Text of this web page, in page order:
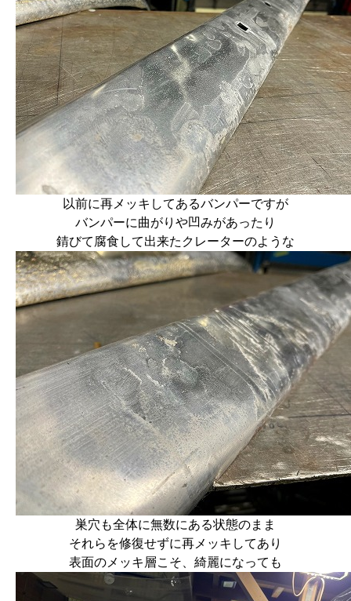
以前に再メッキしてあるバンパーですが
バンパーに曲がりや凹みがあったり
錆びて腐食して出来たクレーターのような
巣穴も全体に無数にある状態のまま
それらを修復せずに再メッキしてあり
表面のメッキ層こそ、綺麗になっても